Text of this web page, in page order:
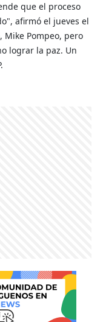
que el proceso
afirmó el jueves el
Mike Pompeo, pero
lograr la paz. Un